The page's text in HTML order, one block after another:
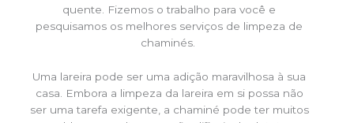
quente. Fizemos o trabalho para você e
pesquisamos os melhores serviços de limpeza de
chaminés.
Uma lareira pode ser uma adição maravilhosa à sua
casa. Embora a limpeza da lareira em si possa não
ser uma tarefa exigente, a chaminé pode ter muitos